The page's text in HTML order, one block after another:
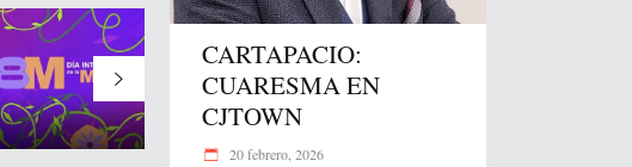
CARTAPACIO:
CUARESMA EN
CJTOWN
20 febrero, 2026